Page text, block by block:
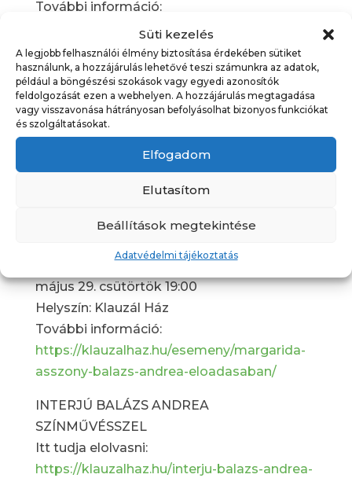
Süti kezelés
A legjobb felhasználói élmény biztosítása érdekében sütiket
használunk, a hozzájárulás lehetővé teszi számunkra az adatok,
például a böngészési szokások vagy egyedi azonosítók
feldolgozását ezen a webhelyen. A hozzájárulás megtagadása
vagy visszavonása hátrányosan befolyásolhat bizonyos funkciókat
és szolgáltatásokat.
Elfogadom
Elutasítom
Beállítások megtekintése
Adatvédelmi tájékoztatás
További információ:
https://klauzalhaz.hu/esemeny/nagytetenyi-
szakralis-epuletek-historiaja/
TÁNCGÁLA – FEJES ERIKA
TÁNCPEDAGÓGUSSAL
május 28. szerda 18:00
Helyszín: Klauzál Ház
https://klauzalhaz.hu/esemeny/tancgala-
május 29. csütörtök 19:00
Helyszín: Klauzál Ház
További információ:
https://klauzalhaz.hu/esemeny/margarida-
asszony-balazs-andrea-eloadasaban/
INTERJÚ BALÁZS ANDREA
SZÍNMŰVÉSSZEL
Itt tudja elolvasni:
https://klauzalhaz.hu/interju-balazs-andrea-